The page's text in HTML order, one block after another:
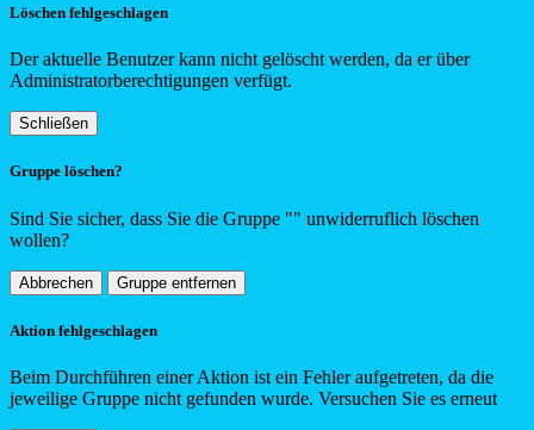
Löschen fehlgeschlagen
Der aktuelle Benutzer kann nicht gelöscht werden, da er über
Administratorberechtigungen verfügt.
Schließen
Gruppe löschen?
Sind Sie sicher, dass Sie die Gruppe "" unwiderruflich löschen
wollen?
Abbrechen Gruppe entfernen
Aktion fehlgeschlagen
Beim Durchführen einer Aktion ist ein Fehler aufgetreten, da die
jeweilige Gruppe nicht gefunden wurde. Versuchen Sie es erneut